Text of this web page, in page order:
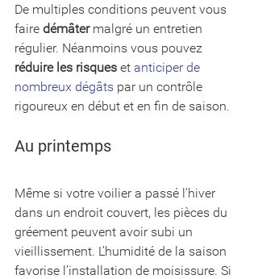
De multiples conditions peuvent vous
faire démâter malgré un entretien
régulier. Néanmoins vous pouvez
réduire les risques et anticiper de
nombreux dégâts par un contrôle
rigoureux en début et en fin de saison.
Au printemps
Même si votre voilier a passé l’hiver
dans un endroit couvert, les pièces du
gréement peuvent avoir subi un
vieillissement. L’humidité de la saison
favorise l’installation de moisissure. Si